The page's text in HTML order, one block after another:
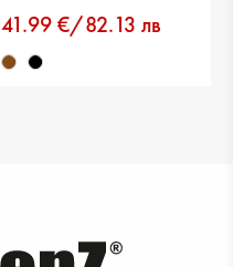
41.99 €/82.13 лв